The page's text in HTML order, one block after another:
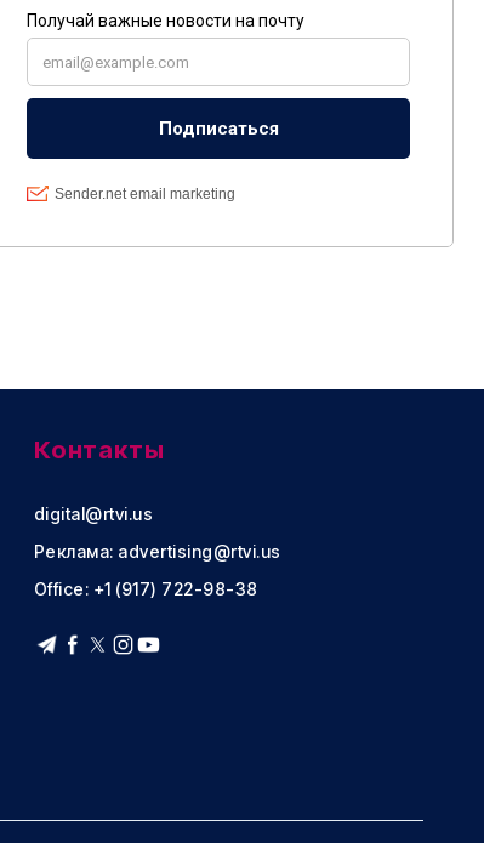
Контакты
digital@rtvi.us
Реклама: advertising@rtvi.us
Office: +1 (917) 722-98-38